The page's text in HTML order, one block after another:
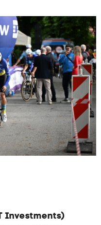
Investments)